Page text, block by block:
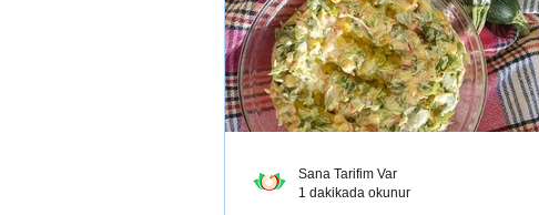
Pratik Tarifler Peynirli Tarifler
Sana Tarifim Var
1 dakikada okunur